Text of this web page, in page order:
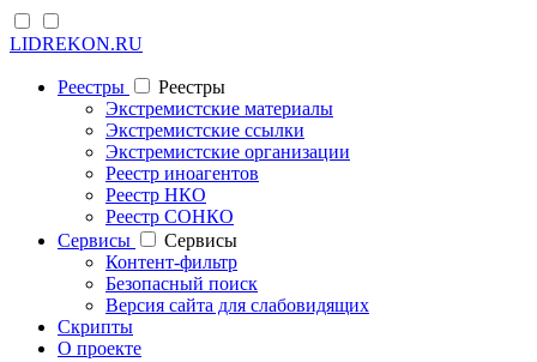
LIDREKON.RU
Реестры
Реестры
Экстремистские материалы
Экстремистские ссылки
Экстремистские организации
Реестр иноагентов
Реестр НКО
Реестр СОНКО
Cервисы
Cервисы
Контент-фильтр
Безопасный поиск
Версия сайта для слабовидящих
Скрипты
О проекте